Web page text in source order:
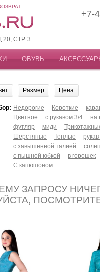
СТР. 3
+7-
ОБУВЬ
Размер Цена
Недорогие Короткие
Цветное
с рукавом 3/4
на
футляр
миди
Шерстяные
Теплые
с завышенной талией
с пышной юбкой
в горошек
С капюшоном
ЗАПРОСУ